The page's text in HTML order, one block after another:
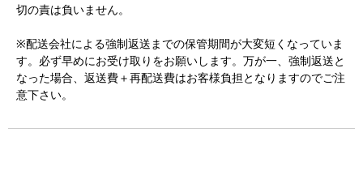
切の責は負いません。
※配送会社による強制返送までの保管期間が大変短くなっていま
す。必ず早めにお受け取りをお願いします。万が一、強制返送と
なった場合、返送費＋再配送費はお客様負担となりますのでご注
意下さい。